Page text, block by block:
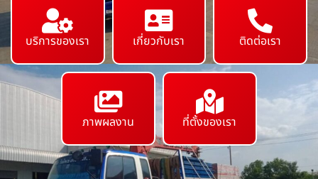
บริการของเรา เกี่ยวกับเรา ติดต่อเรา
ภาพผลงาน ที่ตั้งของเรา